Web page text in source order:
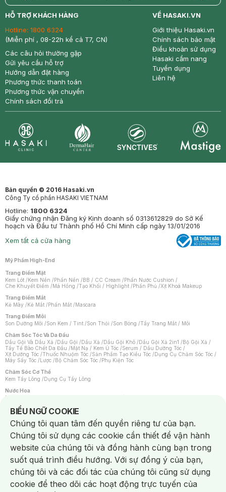
return nowfree price
HỖ TRỢ KHÁCH HÀNG
Hotline: 1800 6324
(Miễn phí , 08-22h kể cả T7, CN)
Các câu hỏi thường gặp
Gửi yêu cầu hỗ trợ
Hướng dẫn đặt hàng
Phương thức thanh toán
Phương thức vận chuyển
Chính sách đổi trả
VỀ HASAKI.VN
Giới thiệu Hasaki.vn
Chính sách bảo mật
Điều khoản sử dụng
Hasaki cẩm nang
Tuyển dụng
Liên hệ
Bản quyền © 2016 Hasaki.vn
Công Ty cổ phần HASAKI VIETNAM
Hotline: 1800 6324
Giấy chứng nhận Đăng ký Kinh doanh số 0313612829 do Sở Kế
hoạch và Đầu tư Thành phố Hồ Chí Minh cấp ngày 13/01/2016
Xem tất cả cửa hàng
Mỹ Phẩm High-End
Trang Điểm Mặt
Kem Lót /Kem Nền /Phấn Nền /BB / CC Cream /Phấn Nước Cushion /
Che Khuyết Điểm /Má Hồng /Tạo Khối / Highlight /Phấn Phủ /Xịt Khoá Makeup
Trang Điểm Mắt
Kẻ Mày /Kẻ Mắt /Phấn Mắt /Mascara
Trang Điểm Môi
Son Dưỡng Môi /Son Kem / Tint /Son Thỏi /Son Bóng /Tẩy Trang Mắt / Môi
Chăm Sóc Tóc Và Da Đầu
Dầu Gội Và Dầu Xả /Dầu Gội /Dầu Xả /Dầu Gội Khô /Dầu Gội Xả 2in1 /Bộ Gội Xả /
Tẩy Tế Bào Chết Da Đầu /Mặt Nạ / Kem Ủ Tóc /Serum / Dầu Dưỡng Tóc /
Xịt Dưỡng Tóc /Thuốc Nhuộm Tóc /Sản Phẩm Tạo Kiểu Tóc /Dụng Cụ Chăm Sóc Tóc /
Máy Sấy Tóc /Lược /Bộ Chăm Sóc Tóc /Phụ Kiện Tóc
Chăm Sóc Cơ Thể
Kem Tẩy Lông /Dụng Cụ Tẩy Lông
Nước Hoa
Nước Hoa Nữ
Chăm Sóc Cá Nhân
Chống Muỗi /Khẩu Trang /Máy Massage/Mặt Nạ Xông Hơi /Nước Rửa Tay/
Sản Phẩm Chăm Sóc Khác /Bàn Chải Đánh Răng /Bàn Chải Điện/
Hỗ Trợ Trắng Răng/Kem Đánh Răng /Máy Tăm Nước/ Nước Súc Miệng/
Tăm / Chỉ Nha Khoa/ Xịt Thơm Miệng / Dung Dịch Vệ Sinh/Dưỡng Vùng Kín/
Khăn Ướt Vệ Sinh Vùng Kín/Băng Vệ Sinh/Tampon/Bọt Cạo Râu /Dao Cạo Râu/
Máy Cạo Râu
Vấn Đề Về Da
Da Dầu / Lỗ Chân Lông To/ Da Khô / Mất Nước/ Da Lão Hóa/ Da Mụn/
Da Nhạy Cảm / Kích Ứng
Da Xỉn Màu Thâm / Nám / Tàn Nhang
Quầng Thâm & Bọng Mắt /Sẹo /Viêm Da Cơ Địa
BIỂU NGỮ COOKIE
Notice about cookies usage
Chúng tôi quan tâm đến quyền riêng tư của bạn.
Chúng tôi sử dụng các cookie cần thiết để vận hành
website của chúng tôi và đồng hành cùng bạn trong
suốt quá trình điều hướng. Với sự đồng ý của bạn,
chúng tôi và các đối tác của chúng tôi cũng sử dụng
cookie để theo dõi các hoạt động trực tuyến của